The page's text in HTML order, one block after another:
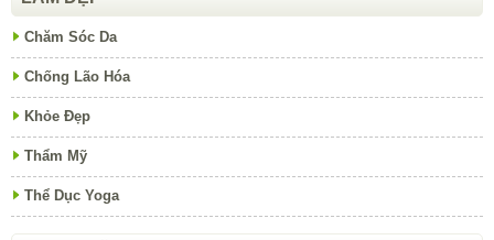
Chăm Sóc Da
Chống Lão Hóa
Khỏe Đẹp
Thẩm Mỹ
Thể Dục Yoga